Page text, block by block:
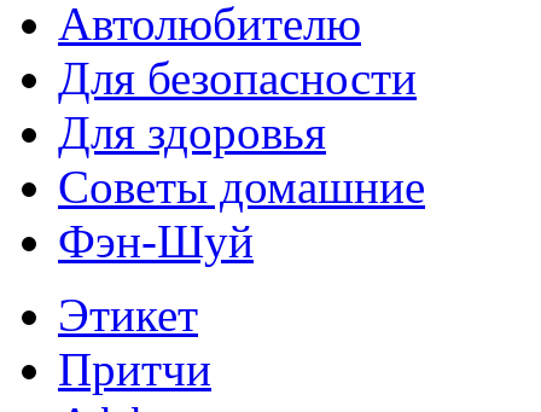
Автолюбителю
Для безопасности
Для здоровья
Советы домашние
Фэн-Шуй
Этикет
Притчи